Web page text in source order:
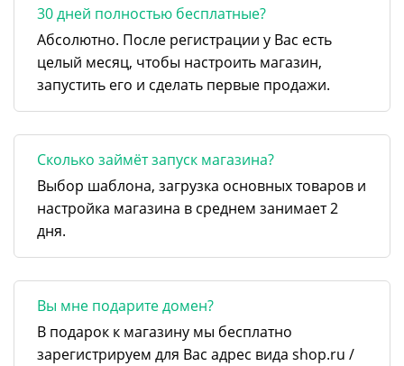
30 дней полностью бесплатные?
Абсолютно. После регистрации у Вас есть
целый месяц, чтобы настроить магазин,
запустить его и сделать первые продажи.
Сколько займёт запуск магазина?
Выбор шаблона, загрузка основных товаров и
настройка магазина в среднем занимает 2
дня.
Вы мне подарите домен?
В подарок к магазину мы бесплатно
зарегистрируем для Вас адрес вида shop.ru /